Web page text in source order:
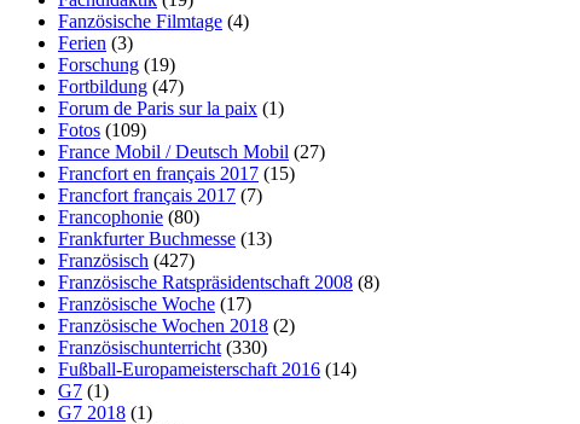
Fanzösische Filmtage (4)
Ferien (3)
Forschung (19)
Fortbildung (47)
Forum de Paris sur la paix (1)
Fotos (109)
France Mobil / Deutsch Mobil (27)
Francfort en français 2017 (15)
Francfort français 2017 (7)
Francophonie (80)
Frankfurter Buchmesse (13)
Französisch (427)
Französische Ratspräsidentschaft 2008 (8)
Französische Woche (17)
Französische Wochen 2018 (2)
Französischunterricht (330)
Fußball-Europameisterschaft 2016 (14)
G7 (1)
G7 2018 (1)